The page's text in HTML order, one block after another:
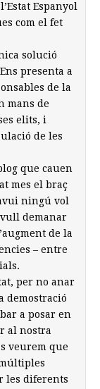
Espanyol
com el fet
solució
presenta a
de la
mans de
elits, i
de les
que cauen
mes el braç
ningú vol
demanar
de la
– entre
per no anar
demostració
a posar en
al nostra
veurem que
les diferents